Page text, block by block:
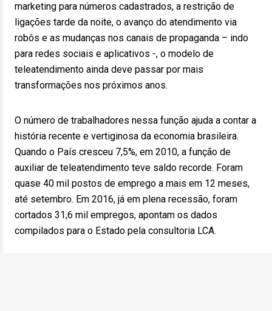
marketing para números cadastrados, a restrição de
ligações tarde da noite, o avanço do atendimento via
robôs e as mudanças nos canais de propaganda – indo
para redes sociais e aplicativos -, o modelo de
teleatendimento ainda deve passar por mais
transformações nos próximos anos.
O número de trabalhadores nessa função ajuda a contar a
história recente e vertiginosa da economia brasileira.
Quando o País cresceu 7,5%, em 2010, a função de
auxiliar de teleatendimento teve saldo recorde. Foram
quase 40 mil postos de emprego a mais em 12 meses,
até setembro. Em 2016, já em plena recessão, foram
cortados 31,6 mil empregos, apontam os dados
compilados para o Estado pela consultoria LCA.